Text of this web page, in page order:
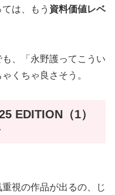
は、もう 資料価値レベ
、「永野護ってこうい
くちゃ良さそう。
EDITION（1）
視の作品が出るの、じ